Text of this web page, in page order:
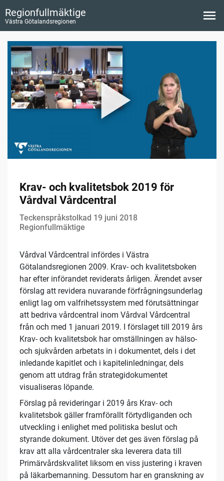
Regionfullmäktige
Västra Götalandsregionen
Krav- och kvalitetsbok 2019 för
Vårdval Vårdcentral
Teckenspråkstolkad 19 juni 2018
Regionfullmäktige
Vårdval Vårdcentral infördes i Västra
Götalandsregionen 2009. Krav- och kvalitetsboken
har efter införandet reviderats årligen. Ärendet avser
förslag att revidera nuvarande förfrågningsunderlag
enligt lag om valfrihetssystem med förutsättningar
att bedriva vårdcentral inom Vårdval Vårdcentral
från och med 1 januari 2019. I förslaget till 2019 års
Krav- och kvalitetsbok har omställningen av hälso-
och sjukvården arbetats in i dokumentet, dels i det
inledande kapitlet och i kapitelinledningar, dels
genom att utdrag från strategidokumentet
visualiseras löpande.
Förslag på revideringar i 2019 års Krav- och
kvalitetsbok gäller framförallt förtydliganden och
utveckling i enlighet med politiska beslut och
styrande dokument. Utöver det ges även förslag på
krav att alla vårdcentraler ska leverera data till
Primärvårdskvalitet liksom en viss justering i kraven
på läkarbemanning. Dessutom har en granskning av